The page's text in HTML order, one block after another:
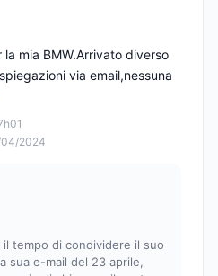
04/2024
mia BMW.Arrivato diverso
via email,nessuna
tempo di condividere il suo
sua e-mail del 23 aprile,